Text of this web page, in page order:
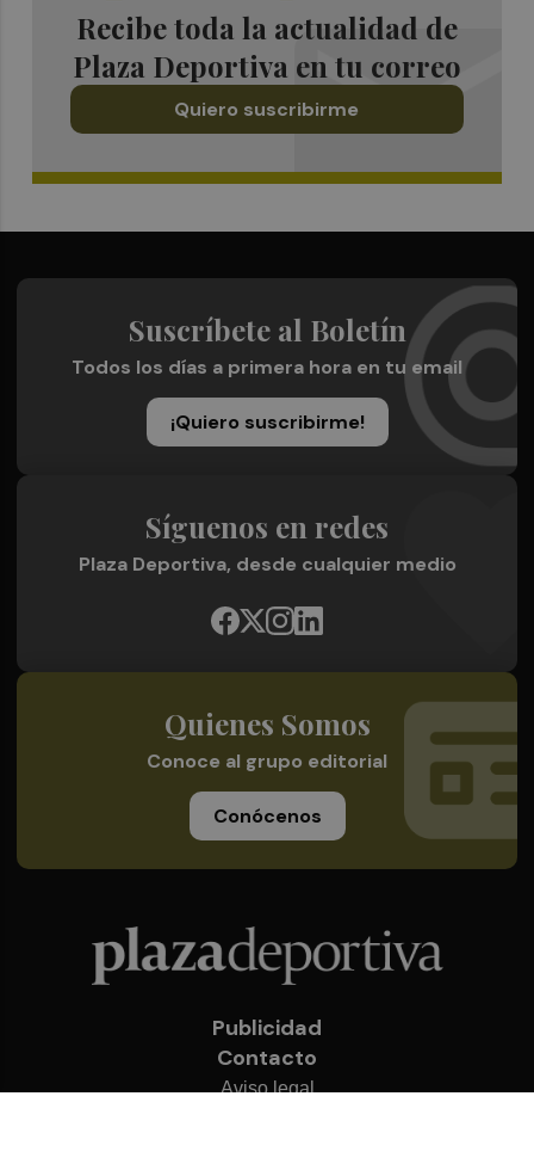
Recibe toda la actualidad de
Plaza Deportiva en tu correo
Quiero suscribirme
Suscríbete al Boletín
Todos los días a primera hora en tu email
¡Quiero suscribirme!
Síguenos en redes
Plaza Deportiva, desde cualquier medio
Quienes Somos
Conoce al grupo editorial
Conócenos
Publicidad
Contacto
Aviso legal